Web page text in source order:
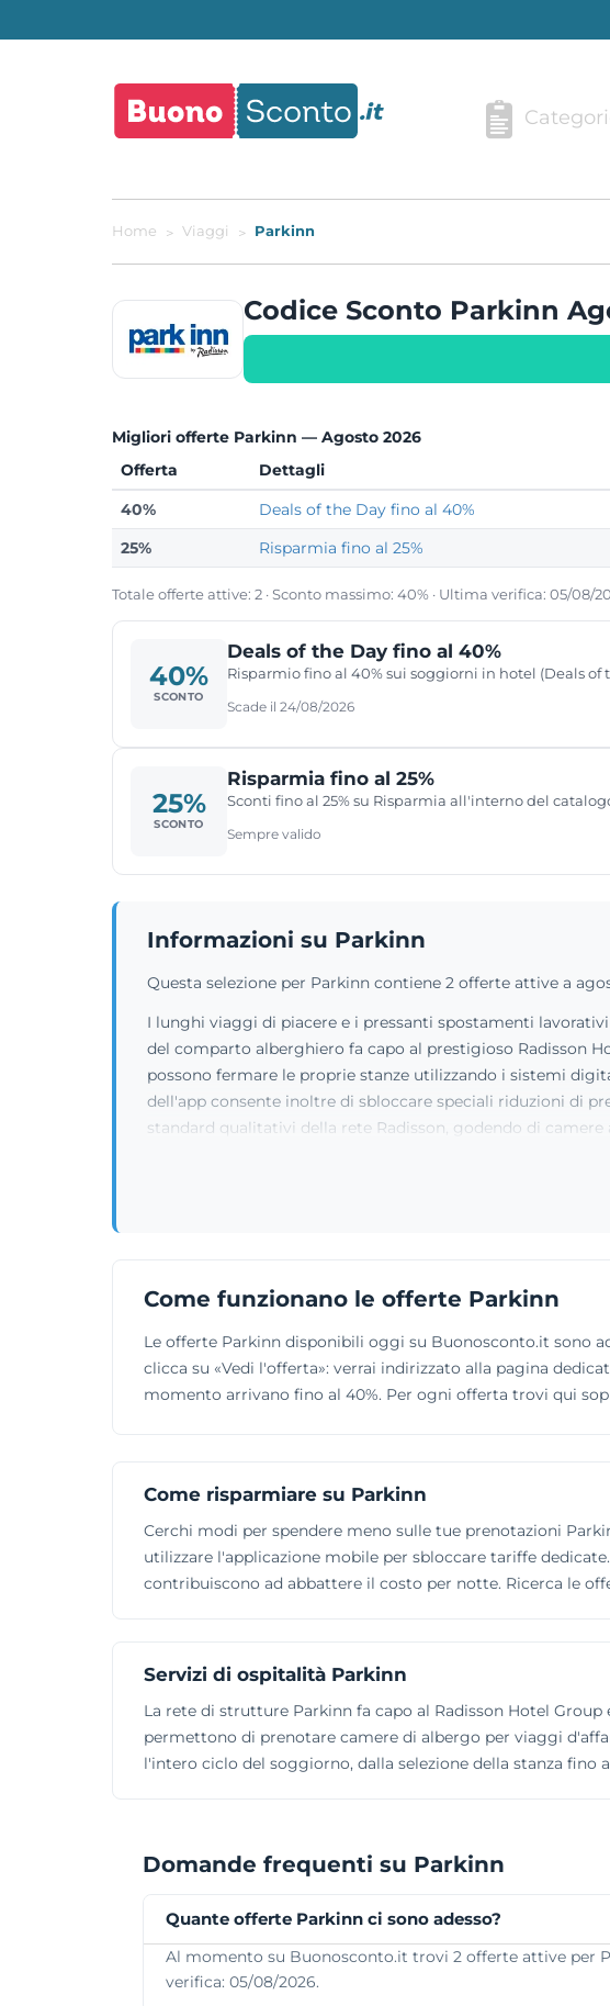
Home Viaggi Parkinn
Codice Sconto Parkinn
Migliori offerte Parkinn — Agosto 2026
Offerta
Dettagli
40%
Deals of the Day fino al 40%
25%
Risparmia fino al 25%
Totale offerte attive: 2 · Sconto massimo: 40% · Ultima verifica: 05/08/
40%
SCONTO
Deals of the Day fino al 40%
Risparmio fino al 40% sui soggiorni in hotel (Deals of
Scade il 24/08/2026
25%
SCONTO
Risparmia fino al 25%
Sconti fino al 25% su Risparmia all'interno del
Sempre valido
Informazioni su Parkinn
Questa selezione per Parkinn contiene 2 offerte attive a
I lunghi viaggi di piacere e i pressanti spostamenti
del comparto alberghiero fa capo al prestigioso Radisson
possono fermare le proprie stanze utilizzando i sistemi
dell'app consente inoltre di sbloccare speciali riduzioni di
standard qualitativi della rete Radisson, godendo di
Come funzionano le offerte Parkinn
Le offerte Parkinn disponibili oggi su Buonosconto.it sono
clicca su «Vedi l'offerta»: verrai indirizzato alla pagina
momento arrivano fino al 40%. Per ogni offerta trovi qui
Come risparmiare su Parkinn
Cerchi modi per spendere meno sulle tue prenotazioni
utilizzare l'applicazione mobile per sbloccare tariffe
contribuiscono ad abbattere il costo per notte. Ricerca le
Servizi di ospitalità Parkinn
La rete di strutture Parkinn fa capo al Radisson Hotel
permettono di prenotare camere di albergo per viaggi
l'intero ciclo del soggiorno, dalla selezione della stanza
Domande frequenti su Parkinn
Quante offerte Parkinn ci sono adesso?
Al momento su Buonosconto.it trovi 2 offerte attive per
verifica: 05/08/2026.